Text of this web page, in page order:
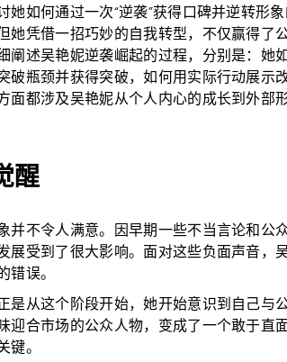
如何通过一次“逆袭”获得口碑并逆转形
凭借一招巧妙的自我转型，不仅赢得了
述吴艳妮逆袭崛起的过程，分别是：她
瓶颈并获得突破，如何用实际行动展示
都涉及吴艳妮从个人内心的成长到外部
醒
不令人满意。因早期一些不当言论和公
受到了很大影响。面对这些负面声音，
误。
从这个阶段开始，她开始意识到自己与
合市场的公众人物，变成了一个敢于直
。